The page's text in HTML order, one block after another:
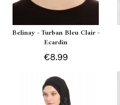
Belinay - Turban Bleu Clair -
Ecardin
€8.99